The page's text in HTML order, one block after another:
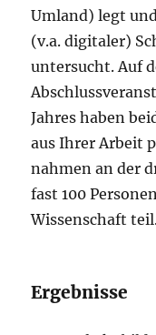
Umland) legt
(v.a. digitaler)
untersucht. Auf
Jahres haben
aus Ihrer Arbeit
nahmen an der
fast 100
Wissenschaft
Ergebnisse